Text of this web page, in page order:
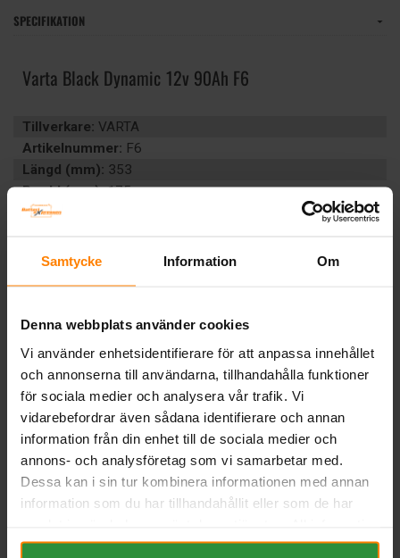
Samtycke Information Om
Denna webbplats använder cookies
Vi använder enhetsidentifierare för att anpassa innehållet
och annonserna till användarna, tillhandahålla funktioner
för sociala medier och analysera vår trafik. Vi
vidarebefordrar även sådana identifierare och annan
information från din enhet till de sociala medier och
annons- och analysföretag som vi samarbetar med.
Dessa kan i sin tur kombinera informationen med annan
information som du har tillhandahållit eller som de har
om "Cookies" och ditt val finner du på vår Cookie sida
SPECIFIKATION
Varta Black Dynamic 12v 90Ah F6
Tillverkare: VARTA
Artikelnummer: F6
Längd (mm): 353
Bredd (mm):175
Höjd (mm):
CCA (EN):720
Polställning:0 (+ höger)
Teknologi:VÄTSKEFYLLT
Artikelgrupp:START BIL
EAN:4016987119457
BESKRIVNING